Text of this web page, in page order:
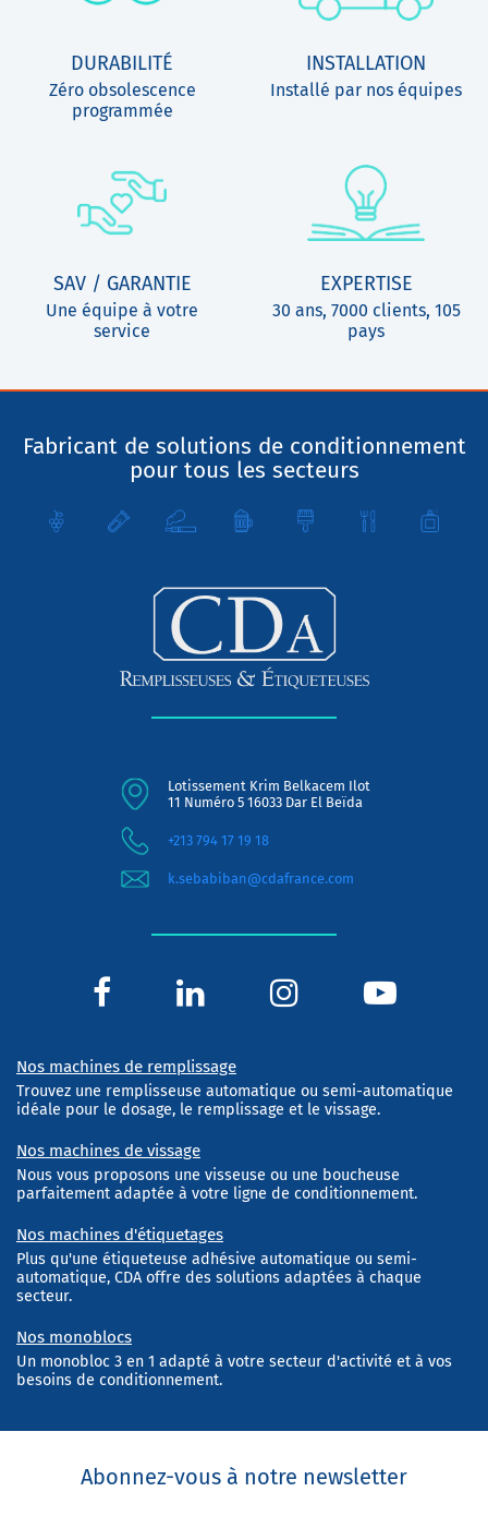
DURABILITÉ
Zéro obsolescence
programmée
INSTALLATION
Installé par nos équipes
SAV / GARANTIE
Une équipe à votre
service
EXPERTISE
30 ans, 7000 clients, 105
pays
Fabricant de solutions de conditionnement
pour tous les secteurs
Lotissement Krim Belkacem Ilot
11 Numéro 5 16033 Dar El Beïda
+213 794 17 19 18
k.sebabiban@cdafrance.com
Nos machines de remplissage
Trouvez une remplisseuse automatique ou semi-automatique
idéale pour le dosage, le remplissage et le vissage.
Nos machines de vissage
Nous vous proposons une visseuse ou une boucheuse
parfaitement adaptée à votre ligne de conditionnement.
Nos machines d'étiquetages
Plus qu'une étiqueteuse adhésive automatique ou semi-
automatique, CDA offre des solutions adaptées à chaque
secteur.
Nos monoblocs
Un monobloc 3 en 1 adapté à votre secteur d'activité et à vos
besoins de conditionnement.
Abonnez-vous à notre newsletter